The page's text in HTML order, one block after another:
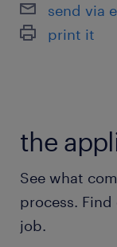
最寄駅
常磐線／勝田
休日休暇
【2交替】3勤
就業時間
send via
print it
the
See what
process.
job.